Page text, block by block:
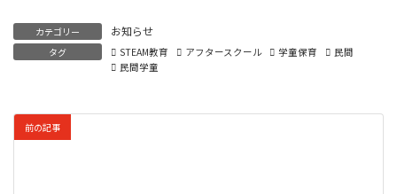
カテゴリー お知らせ
タグ STEAM教育 アフタースクール 学童保育
民間
民間学童
前の記事